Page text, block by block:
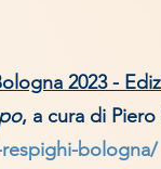
2023 -
, a cura di
bologna/